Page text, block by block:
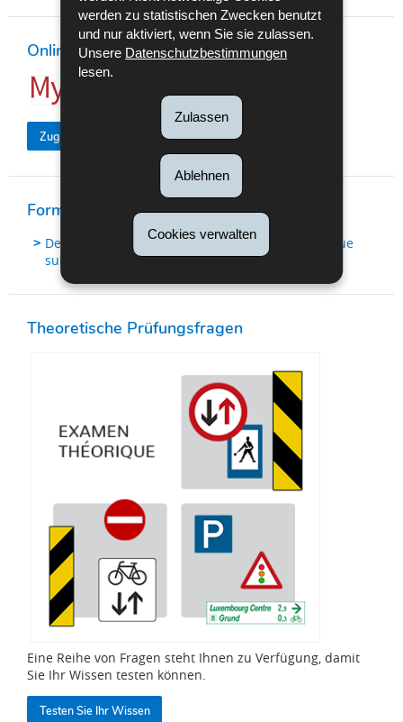
werden zu statistischen Zwecken benutzt
und nur aktiviert, wenn Sie sie zulassen.
Unsere Datenschutzbestimmungen
lesen.
Zulassen
Ablehnen
Cookies verwalten
Online-Vorgang OHNE Authentifizierung
Zugang zum Online-Dienst
Formular (FR-Version)
Demande de réadmission pour l'examen théorique
suite à un échec ou une absence non excusée
Theoretische Prüfungsfragen
Eine Reihe von Fragen steht Ihnen zu Verfügung, damit
Sie Ihr Wissen testen können.
Testen Sie Ihr Wissen